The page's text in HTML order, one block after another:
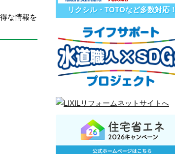
な情報を
リクシル・TOTOなど多数対応！